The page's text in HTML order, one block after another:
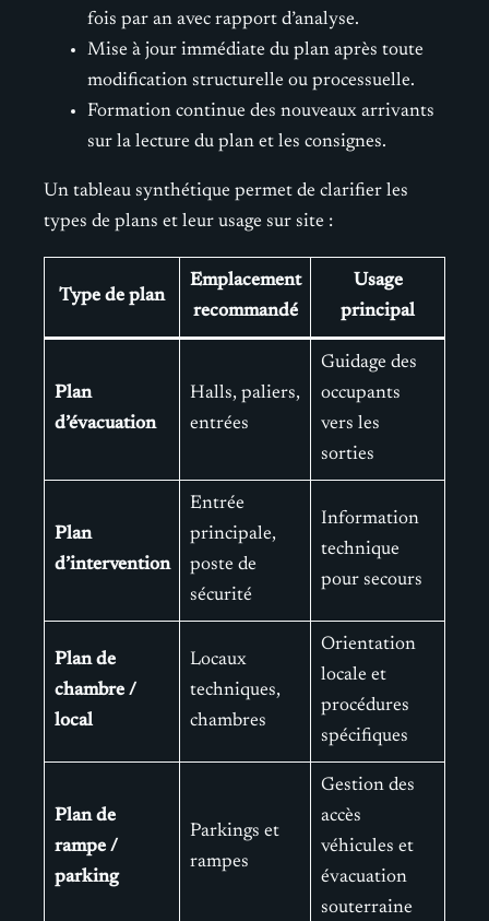
fois par an avec rapport d’analyse.
Mise à jour immédiate du plan après toute
modification structurelle ou processuelle.
Formation continue des nouveaux arrivants
sur la lecture du plan et les consignes.
Un tableau synthétique permet de clarifier les
types de plans et leur usage sur site :
Type de plan
Emplacement
recommandé
Usage
principal
Plan
d’évacuation
Halls, paliers,
entrées
Guidage des
occupants
vers les
sorties
Plan
d’intervention
Entrée
principale,
poste de
sécurité
Information
technique
pour secours
Plan de
chambre /
local
Locaux
techniques,
chambres
Orientation
locale et
procédures
spécifiques
Plan de
rampe /
parking
Parkings et
rampes
Gestion des
accès
véhicules et
évacuation
souterraine